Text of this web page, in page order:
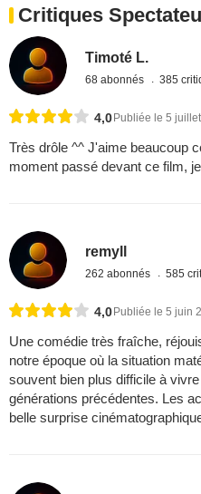
Critiques
Timoté L.
68 abonnés 385
4,0Publiée le 5
Très drôle ^^ J'aime beaucoup
moment passé devant ce film,
remyll
262 abonnés 585
4,0Publiée le 5 juin
Une comédie très fraîche,
notre époque où la situation
souvent bien plus difficile à vivre
générations précédentes. Les
belle surprise